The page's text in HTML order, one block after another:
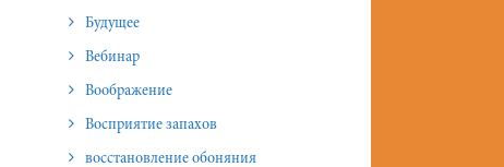
Будущее
Вебинар
Воображение
Восприятие запахов
восстановление обоняния